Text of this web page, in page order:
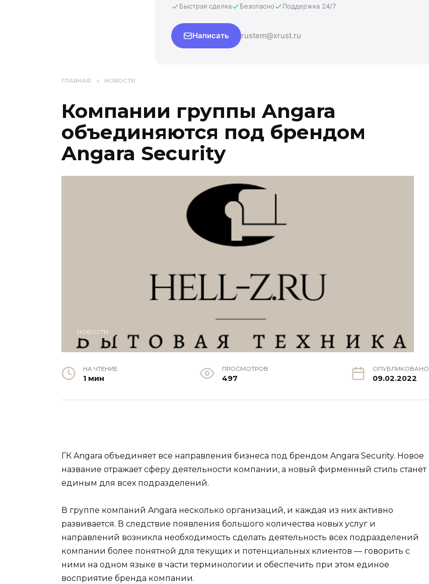
Быстрая сделка Безопасно Поддержка 24/7
Написать rustem@xrust.ru
ГЛАВНАЯ » НОВОСТИ
Компании группы Angara
объединяются под брендом
Angara Security
НОВОСТИ
НА ЧТЕНИЕ
1 мин
ПРОСМОТРОВ
497
ОПУБЛИКОВАНО
09.02.2022
ГК Angara объединяет все направления бизнеса под брендом Angara Security. Новое
название отражает сферу деятельности компании, а новый фирменный стиль станет
единым для всех подразделений.
В группе компаний Angara несколько организаций, и каждая из них активно
развивается. В следствие появления большого количества новых услуг и
направлений возникла необходимость сделать деятельность всех подразделений
компании более понятной для текущих и потенциальных клиентов — говорить с
ними на одном языке в части терминологии и обеспечить при этом единое
восприятие бренда компании.